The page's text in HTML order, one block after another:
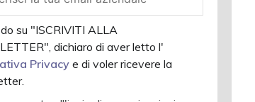
su "ISCRIVITI ALLA
dichiaro di aver letto l'
Privacye di voler ricevere la